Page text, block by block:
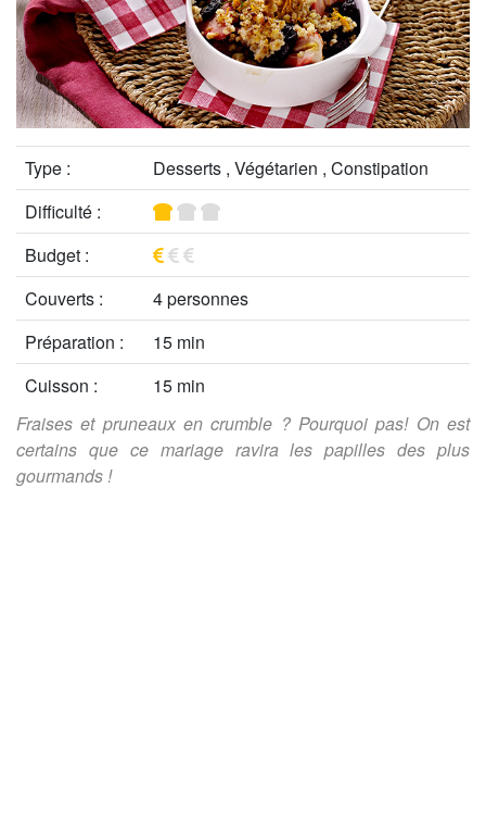
Type :
Desserts , Végétarien , Constipation
Difficulté :
Budget :
Couverts :
4 personnes
Préparation :
15 min
Cuisson :
15 min
Fraises et pruneaux en crumble ? Pourquoi pas! On est
certains que ce mariage ravira les papilles des plus
gourmands !